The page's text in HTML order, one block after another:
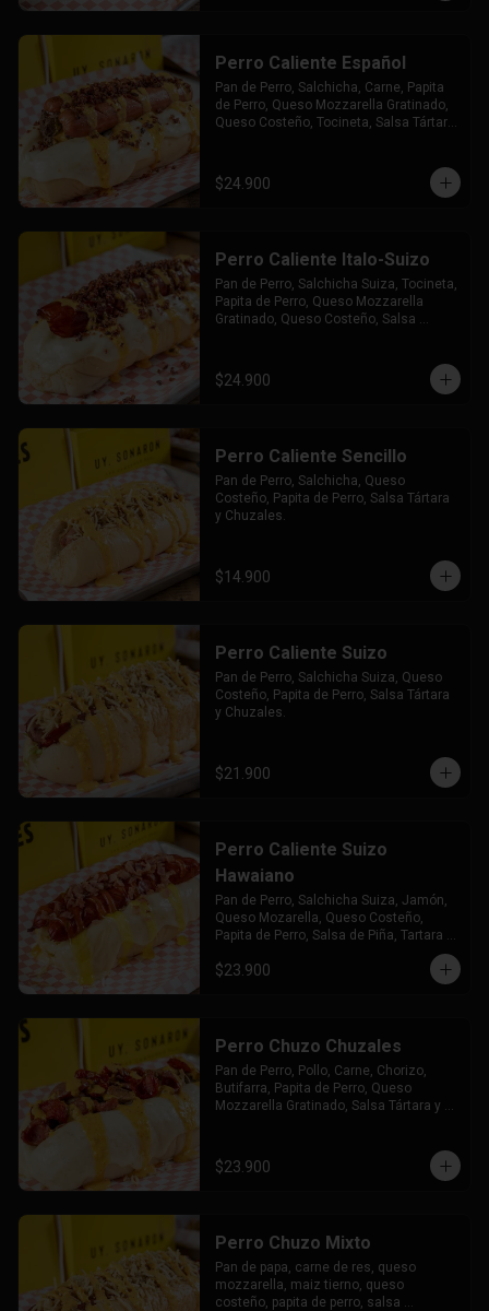
Perro Caliente Español
Pan de Perro, Salchicha, Carne, Papita
de Perro, Queso Mozzarella Gratinado,
Queso Costeño, Tocineta, Salsa Tártara
$24.900
Perro Caliente Italo-Suizo
Pan de Perro, Salchicha Suiza, Tocineta,
Papita de Perro, Queso Mozzarella
Gratinado, Queso Costeño, Salsa
$24.900
Perro Caliente Sencillo
Pan de Perro, Salchicha, Queso
Costeño, Papita de Perro, Salsa Tártara
y Chuzales.
$14.900
Perro Caliente Suizo
Pan de Perro, Salchicha Suiza, Queso
Costeño, Papita de Perro, Salsa Tártara
y Chuzales.
$21.900
Perro Caliente Suizo
Hawaiano
Pan de Perro, Salchicha Suiza, Jamón,
Queso Mozarella, Queso Costeño,
Papita de Perro, Salsa de Piña, Tartara y
$23.900
Perro Chuzo Chuzales
Pan de Perro, Pollo, Carne, Chorizo,
Butifarra, Papita de Perro, Queso
Mozzarella Gratinado, Salsa Tártara y
$23.900
Perro Chuzo Mixto
Pan de papa, carne de res, queso
mozzarella, maiz tierno, queso
costeño, papita de perro, salsa